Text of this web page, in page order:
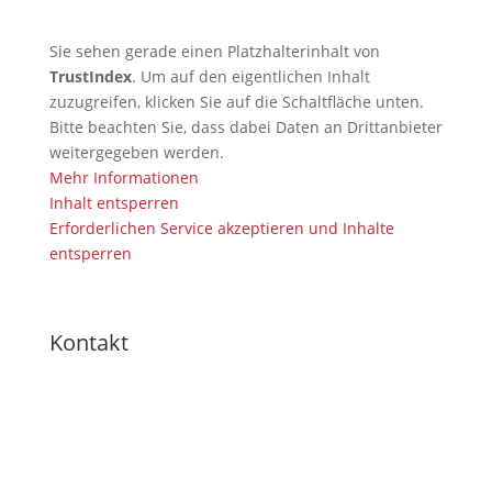
Sie sehen gerade einen Platzhalterinhalt von
TrustIndex. Um auf den eigentlichen Inhalt
zuzugreifen, klicken Sie auf die Schaltfläche unten.
Bitte beachten Sie, dass dabei Daten an Drittanbieter
weitergegeben werden.
Mehr Informationen
Inhalt entsperren
Erforderlichen Service akzeptieren und Inhalte
entsperren
Kontakt